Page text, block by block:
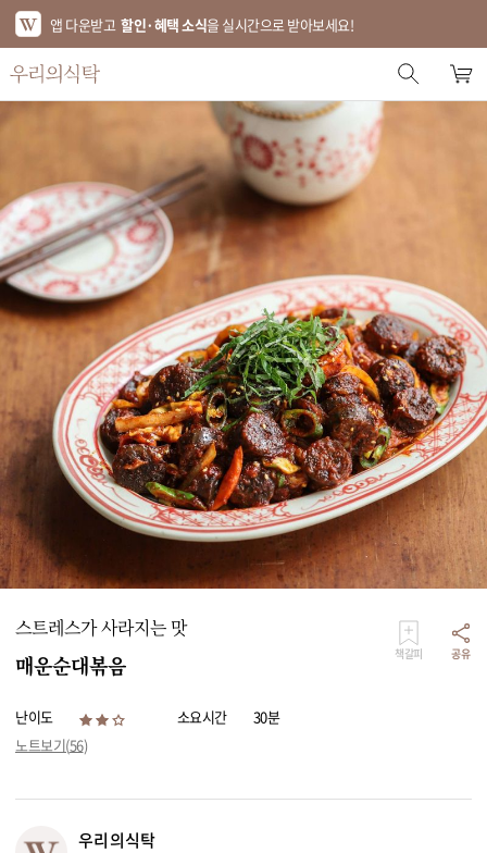
앱 다운받고 할인·혜택 소식을 실시간으로 받아보세요!
스토어 홈
에디터 추천
한정특가
베스트
신상품
기획전
브랜드
푸드
키친
리빙
가전
스트레스가 사라지는 맛
매운순대볶음 책갈피 공유
난이도 소요시간
30분
노트보기(56)
우리의식탁